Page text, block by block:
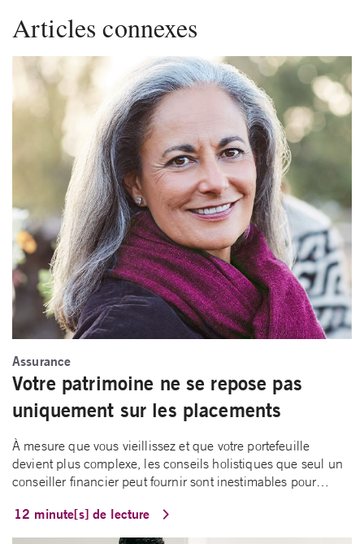
Articles connexes
Assurance
Votre patrimoine ne se repose pas
uniquement sur les placements
À mesure que vous vieillissez et que votre portefeuille
devient plus complexe, les conseils holistiques que seul un
conseiller financier peut fournir sont inestimables pour…
12 minute[s] de lecture